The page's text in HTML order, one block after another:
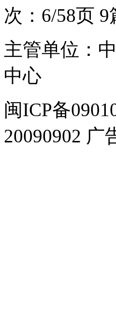
次：6/58页
主管单位：
中心
闽ICP备
20090902 广